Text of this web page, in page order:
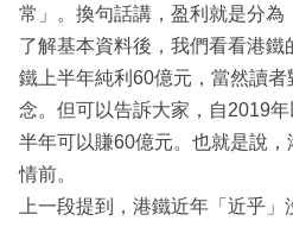
常」。換句話講，盈利就是分為
了解基本資料後，我們看看港鐵
鐵上半年純利60億元，當然讀
念。但可以告訴大家，自2019
半年可以賺60億元。也就是說
情前。
上一段提到，港鐵近年「近乎」